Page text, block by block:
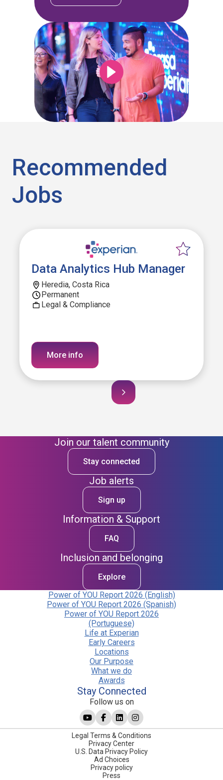
Recommended
Jobs
Data Analytics Hub Manager
Heredia, Costa Rica
Permanent
Legal & Compliance
More info
Join our talent community
Stay connected
Job alerts
Sign up
Information & Support
FAQ
Inclusion and belonging
Explore
Power of YOU Report 2026 (English)
Power of YOU Report 2026 (Spanish)
Power of YOU Report 2026
(Portuguese)
Life at Experian
Early Careers
Locations
Our Purpose
What we do
Awards
Stay Connected
Follow us on
Legal Terms & Conditions
Privacy Center
U.S. Data Privacy Policy
Ad Choices
Privacy policy
Press